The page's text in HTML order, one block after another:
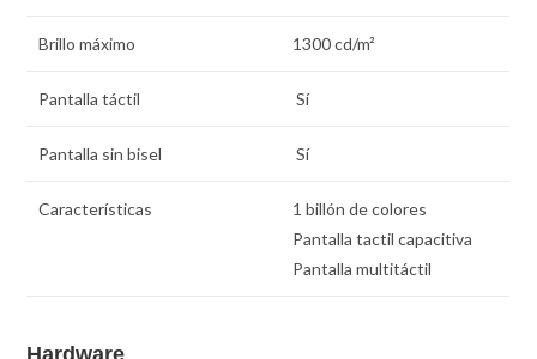
Brillo máximo 1300 cd/m²
Pantalla táctil Sí
Pantalla sin bisel Sí
Características
1 billón de colores
Pantalla tactil capacitiva
Pantalla multitáctil